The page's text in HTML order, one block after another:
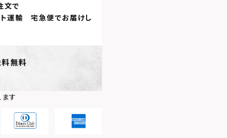
文で
ト運輸 宅急便でお届けし
無料
す